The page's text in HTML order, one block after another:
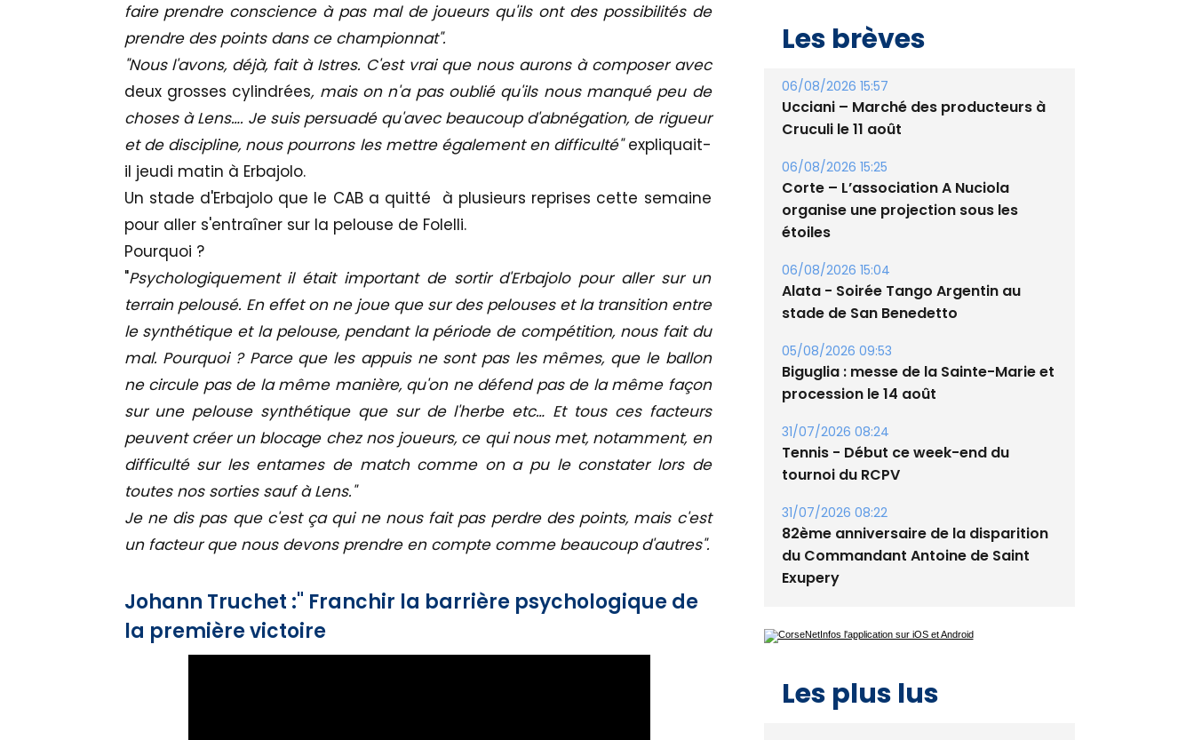
faire prendre conscience à pas mal de joueurs qu'ils ont des possibilités de
prendre des points dans ce championnat".
"Nous l'avons, déjà, fait à Istres. C'est vrai que nous aurons à composer avec
deux grosses cylindrées, mais on n'a pas oublié qu'ils nous manqué peu de
choses à Lens…. Je suis persuadé qu'avec beaucoup d'abnégation, de rigueur
et de discipline, nous pourrons les mettre également en difficulté"expliquait-
il jeudi matin à Erbajolo.
Un stade d'Erbajolo que le CAB a quitté à plusieurs reprises cette semaine
pour aller s'entraîner sur la pelouse de Folelli.
Pourquoi ?
"Psychologiquement il était important de sortir d'Erbajolo pour aller sur un
terrain pelousé. En effet on ne joue que sur des pelouses et la transition entre
le synthétique et la pelouse, pendant la période de compétition, nous fait du
mal. Pourquoi ? Parce que les appuis ne sont pas les mêmes, que le ballon
ne circule pas de la même manière, qu'on ne défend pas de la même façon
sur une pelouse synthétique que sur de l'herbe etc… Et tous ces facteurs
peuvent créer un blocage chez nos joueurs, ce qui nous met, notamment, en
difficulté sur les entames de match comme on a pu le constater lors de
toutes nos sorties sauf à Lens."
Je ne dis pas que c'est ça qui ne nous fait pas perdre des points, mais c'est
un facteur que nous devons prendre en compte comme beaucoup d'autres".
Johann Truchet :" Franchir la barrière psychologique de
la première victoire
Les brèves
06/08/2026 15:57
Ucciani – Marché des producteurs à
Cruculi le 11 août
06/08/2026 15:25
Corte – L’association A Nuciola
organise une projection sous les
étoiles
06/08/2026 15:04
Alata - Soirée Tango Argentin au
stade de San Benedetto
05/08/2026 09:53
Biguglia : messe de la Sainte-Marie et
procession le 14 août
31/07/2026 08:24
Tennis - Début ce week-end du
tournoi du RCPV
31/07/2026 08:22
82ème anniversaire de la disparition
du Commandant Antoine de Saint
Exupery
Les plus lus